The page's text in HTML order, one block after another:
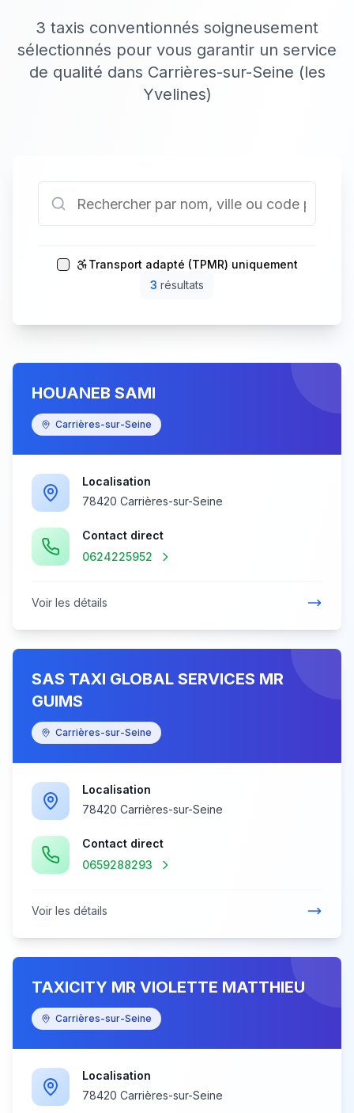
3 taxis conventionnés soigneusement
sélectionnés pour vous garantir un service
de qualité dans Carrières-sur-Seine (les
Yvelines)
Transport adapté (TPMR) uniquement
3 résultats
HOUANEB SAMI
Carrières-sur-Seine
Localisation
78420 Carrières-sur-Seine
Contact direct
0624225952
Voir les détails
SAS TAXI GLOBAL SERVICES MR
GUIMS
Carrières-sur-Seine
Localisation
78420 Carrières-sur-Seine
Contact direct
0659288293
Voir les détails
TAXICITY MR VIOLETTE MATTHIEU
Carrières-sur-Seine
Localisation
78420 Carrières-sur-Seine